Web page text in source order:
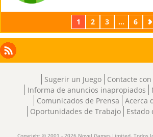
1 2 3 ... 6
Facebook
Instagram
X
LinkedIn
RSS
Sugerir un Juego
Contacte
Informa de anuncios inapropiados
Comunicados de Prensa
Acerca
Oportunidades de Trabajo
Estado
Copyright © 2001 - 2026 Novel Games Limited. Todos